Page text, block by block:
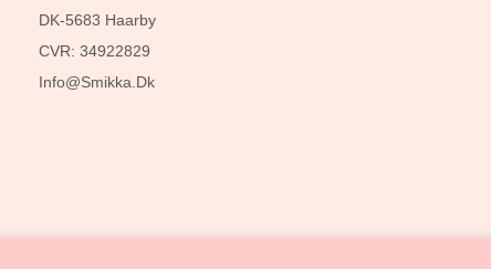
DK-5683 Haarby
CVR: 34922829
Info@smikka.dk